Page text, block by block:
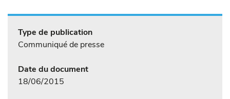
Type de publication
Communiqué de presse
Date du document
18/06/2015